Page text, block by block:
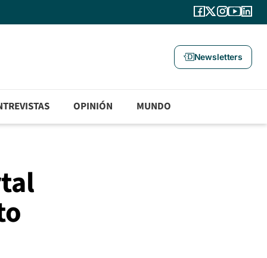
Newsletters
OPINIÓN MUNDO